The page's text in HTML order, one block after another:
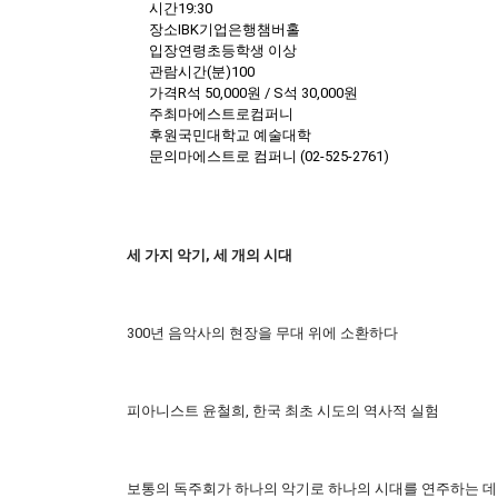
시간19:30
장소IBK기업은행챔버홀
입장연령초등학생 이상
관람시간(분)100
가격R석 50,000원 / S석 30,000원
주최마에스트로컴퍼니
후원국민대학교 예술대학
문의마에스트로 컴퍼니 (02-525-2761)
세 가지 악기, 세 개의 시대
300년 음악사의 현장을 무대 위에 소환하다
피아니스트 윤철희, 한국 최초 시도의 역사적 실험
보통의 독주회가 하나의 악기로 하나의 시대를 연주하는